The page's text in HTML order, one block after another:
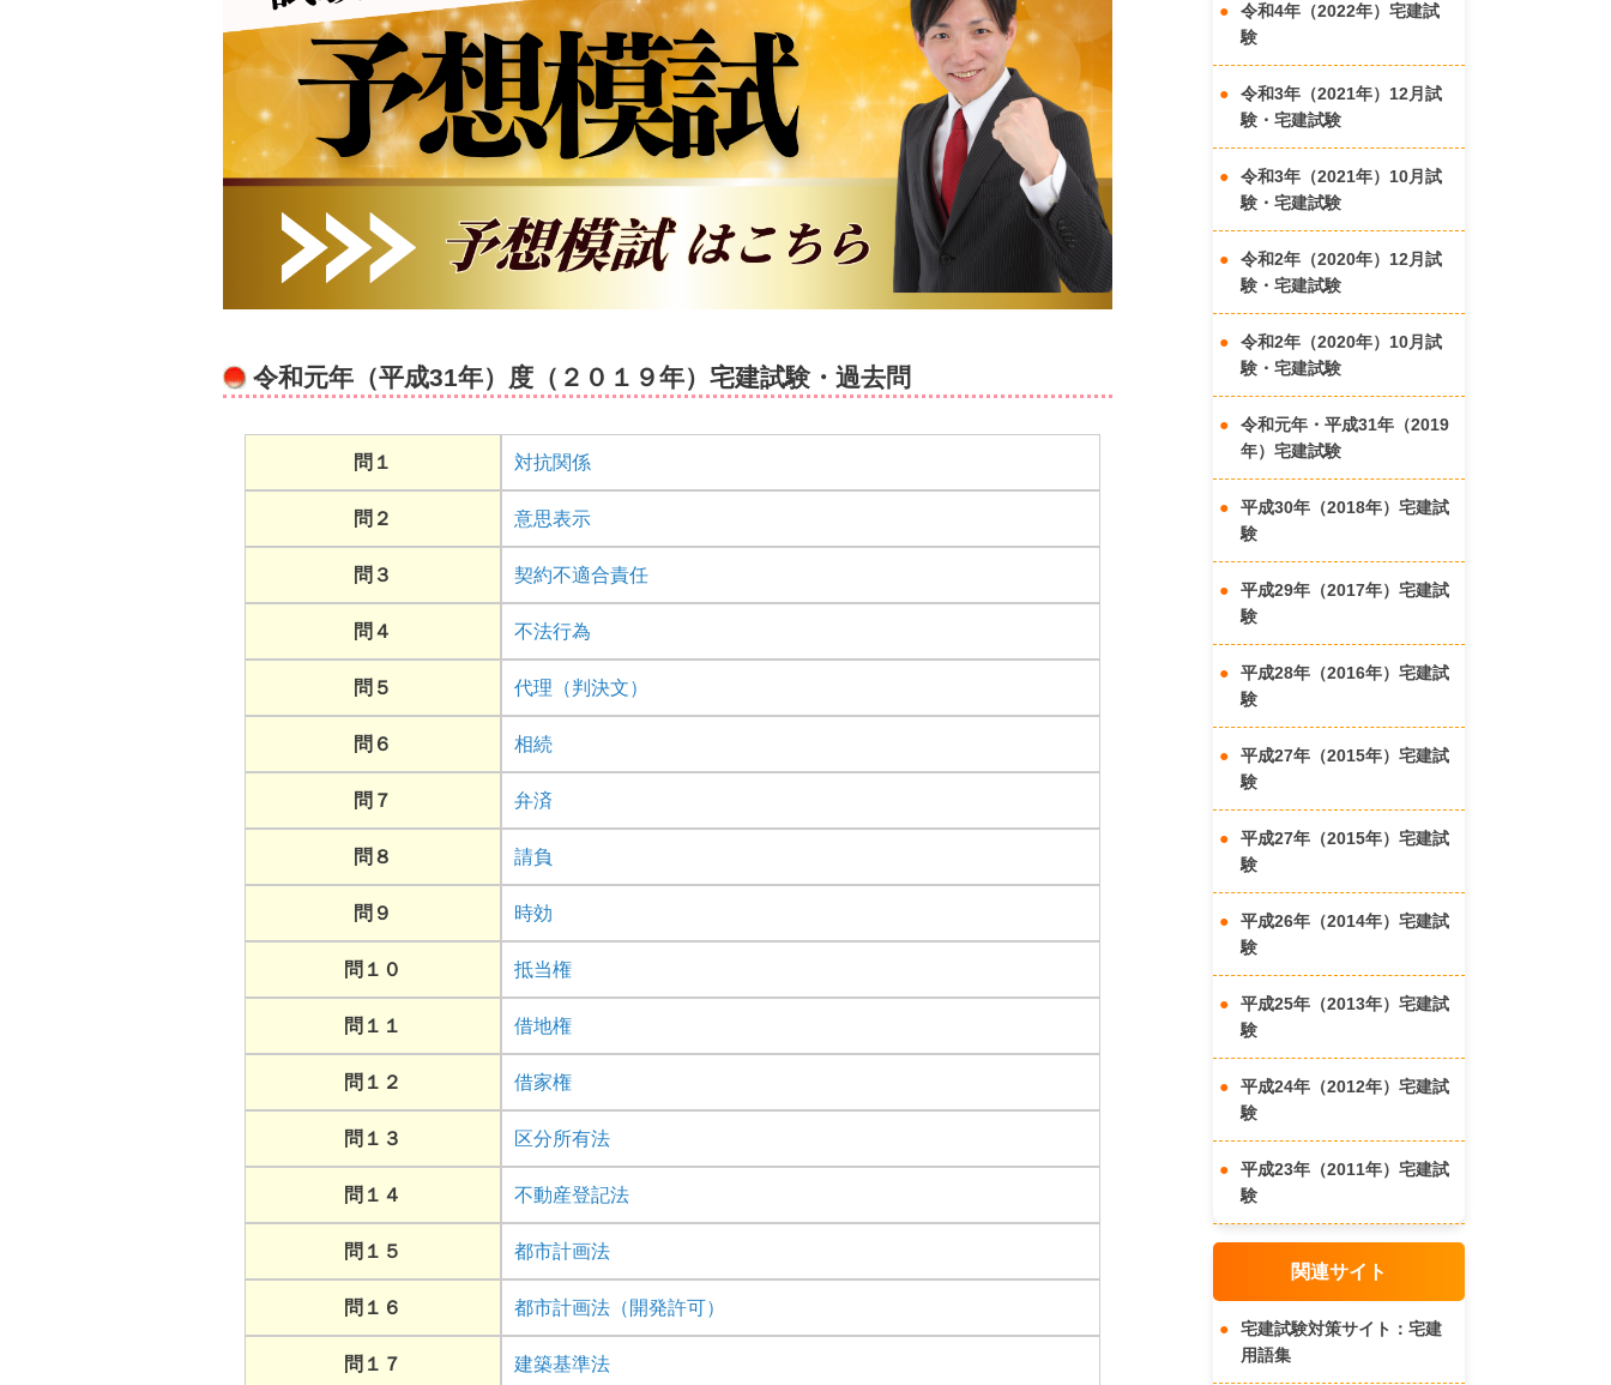
令和元年（平成31年）度（２０１９年）宅建試験・過去問
問１ 対抗関係
問２ 意思表示
問３ 契約不適合責任
問４ 不法行為
問５ 代理（判決文）
問６ 相続
問７ 弁済
問８ 請負
問９ 時効
問１０ 抵当権
問１１ 借地権
問１２ 借家権
問１３ 区分所有法
問１４ 不動産登記法
問１５ 都市計画法
問１６ 都市計画法（開発許可）
問１７ 建築基準法
令和4年（2022年）宅建試
験
令和3年（2021年）12月試
験・宅建試験
令和3年（2021年）10月試
験・宅建試験
令和2年（2020年）12月試
験・宅建試験
令和2年（2020年）10月試
験・宅建試験
令和元年・平成31年（2019
年）宅建試験
平成30年（2018年）宅建試
験
平成29年（2017年）宅建試
験
平成28年（2016年）宅建試
験
平成27年（2015年）宅建試
験
平成27年（2015年）宅建試
験
平成26年（2014年）宅建試
験
平成25年（2013年）宅建試
験
平成24年（2012年）宅建試
験
平成23年（2011年）宅建試
験
関連サイト
宅建試験対策サイト：宅建
用語集